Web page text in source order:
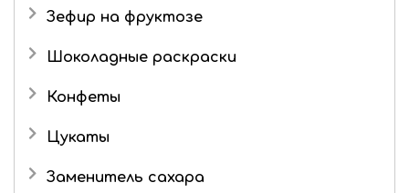
Мармелад в шоколаде
Три кота
Зефир на фруктозе
Шоколадные раскраски
Конфеты
Подарочные наборы
Цукаты
Имбирь в сахаре
Заменитель сахара